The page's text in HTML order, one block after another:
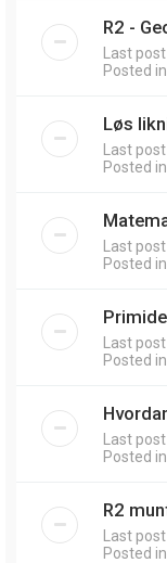
R2 -
Last
Posted in
Løs
Last
Posted in
Last
Posted in
Last
Posted in
Last
Posted in
R2
Last
Posted in